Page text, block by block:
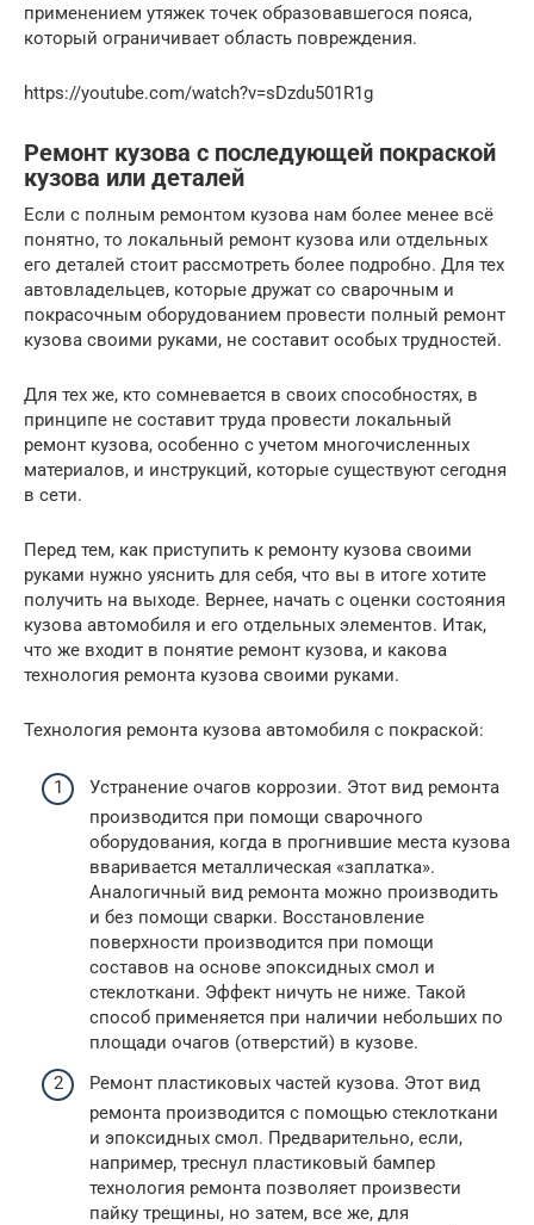
применением утяжек точек образовавшегося пояса,
который ограничивает область повреждения.
https://youtube.com/watch?v=sDzdu501R1g
Ремонт кузова с последующей покраской
кузова или деталей
Если с полным ремонтом кузова нам более менее всё
понятно, то локальный ремонт кузова или отдельных
его деталей стоит рассмотреть более подробно. Для тех
автовладельцев, которые дружат со сварочным и
покрасочным оборудованием провести полный ремонт
кузова своими руками, не составит особых трудностей.
Для тех же, кто сомневается в своих способностях, в
принципе не составит труда провести локальный
ремонт кузова, особенно с учетом многочисленных
материалов, и инструкций, которые существуют сегодня
в сети.
Перед тем, как приступить к ремонту кузова своими
руками нужно уяснить для себя, что вы в итоге хотите
получить на выходе. Вернее, начать с оценки состояния
кузова автомобиля и его отдельных элементов. Итак,
что же входит в понятие ремонт кузова, и какова
технология ремонта кузова своими руками.
Технология ремонта кузова автомобиля с покраской:
Устранение очагов коррозии. Этот вид ремонта
производится при помощи сварочного
оборудования, когда в прогнившие места кузова
вваривается металлическая «заплатка».
Аналогичный вид ремонта можно производить
и без помощи сварки. Восстановление
поверхности производится при помощи
составов на основе эпоксидных смол и
стеклоткани. Эффект ничуть не ниже. Такой
способ применяется при наличии небольших по
площади очагов (отверстий) в кузове.
Ремонт пластиковых частей кузова. Этот вид
ремонта производится с помощью стеклоткани
и эпоксидных смол. Предварительно, если,
например, треснул пластиковый бампер
технология ремонта позволяет произвести
пайку трещины, но затем, все же, для